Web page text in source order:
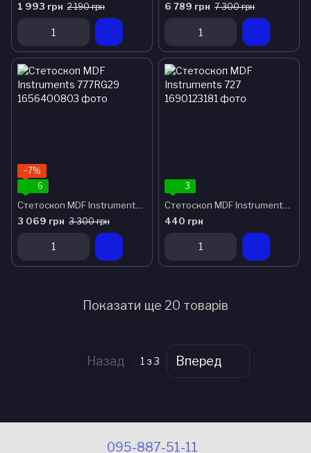
1 993 грн 2 190 грн
6 789 грн 7 300 грн
−7%
6
Стетоскоп MDF Instruments 777RG29
3 069 грн 3 300 грн
3
Стетоскоп MDF Instruments 727
440 грн
Показати ще 20 товарів
Назад 1 з 3 Вперед
095-887-51-11